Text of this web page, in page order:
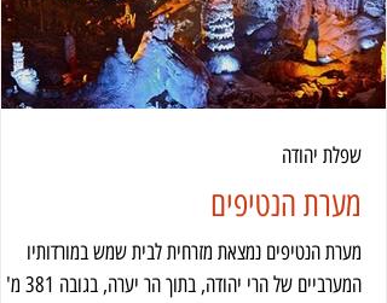
מערת הנטיפים
מערת הנטיפים נמצאת מזרחית לבית שמש במורדותיו
המערביים של הרי יהודה, בתוך הר יערה, בגובה 381 מ'
שפלת יהודה